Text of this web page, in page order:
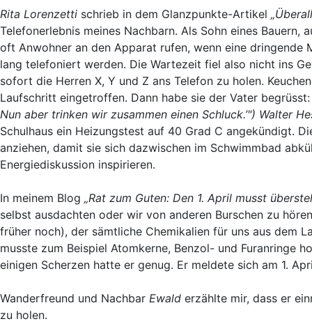
Rita Lorenzetti schrieb in dem Glanzpunkte-Artikel
Telefonerlebnis meines Nachbarn. Als Sohn eines
oft Anwohner an den Apparat rufen, wenn eine dringende
lang telefoniert werden. Die Wartezeit fiel also nicht ins
sofort die Herren X, Y und Z ans Telefon zu holen.
Laufschritt eingetroffen. Dann habe sie der Vater
Nun aber trinken wir zusammen einen Schluck.’") Walter
Schulhaus ein Heizungstest auf 40 Grad C angekündigt.
anziehen, damit sie sich dazwischen im Schwimmbad
Energiediskussion inspirieren.
In meinem Blog „Rat zum Guten: Den 1. April musst
selbst ausdachten oder wir von anderen Burschen zu
früher noch), der sämtliche Chemikalien für uns aus dem
musste zum Beispiel Atomkerne, Benzol- und Furanringe
einigen Scherzen hatte er genug. Er meldete sich am 1.
Wanderfreund und Nachbar Ewald erzählte mir, dass er
zu holen.